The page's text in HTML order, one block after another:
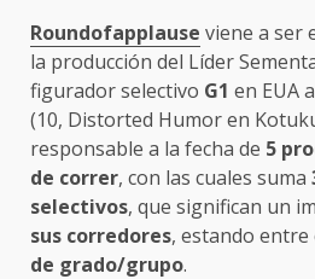
Roundofapplause viene a ser
la producción del Líder
figurador selectivo G1 en EUA
(10, Distorted Humor en
responsable a la fecha de 5
de correr, con las cuales suma
selectivos, que significan un
sus corredores, estando entre
de grado/grupo.